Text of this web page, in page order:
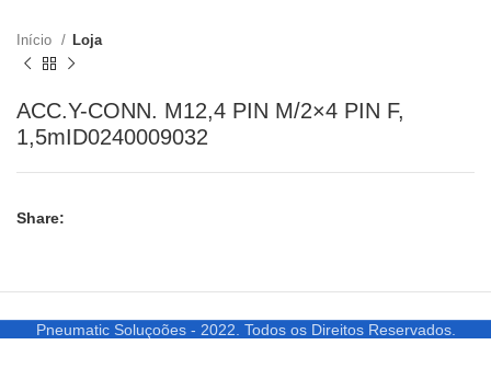
Início Loja
ACC.Y-CONN. M12,4 PIN M/2×4 PIN F,
1,5mID0240009032
Share:
Pneumatic Soluçoões - 2022. Todos os Direitos Reservados.